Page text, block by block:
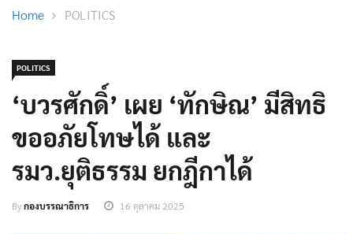
Home POLITICS
POLITICS
‘บวรศักดิ์’ เผย ‘ทักษิณ’ มีสิทธิ
ขออภัยโทษได้ และ
รมว.ยุติธรรม ยกฎีกาได้
Byกองบรรณาธิการ 16 ตุลาคม 2025